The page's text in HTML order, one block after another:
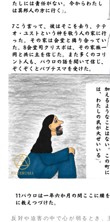
反対や迫害の中で心が弱るとき